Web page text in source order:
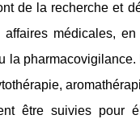
de la recherche et
affaires médicales,
la pharmacovigilance.
être suivies pour